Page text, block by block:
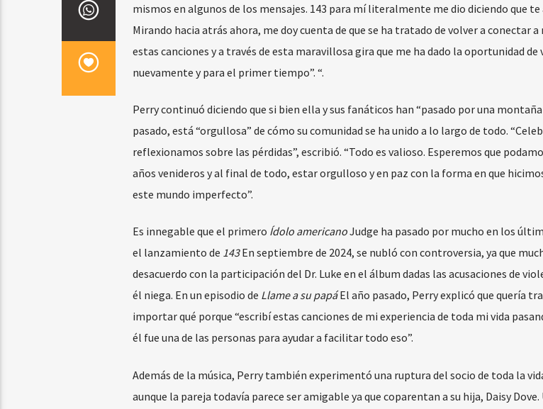
mismos en algunos de los mensajes. 143 para mí literalmente me dio diciendo que
Mirando hacia atrás ahora, me doy cuenta de que se ha tratado de volver a conectar
estas canciones y a través de esta maravillosa gira que me ha dado la oportunidad
nuevamente y para el primer tiempo”. “.
Perry continuó diciendo que si bien ella y sus fanáticos han “pasado por una
pasado, está “orgullosa” de cómo su comunidad se ha unido a lo largo de todo.
reflexionamos sobre las pérdidas”, escribió. “Todo es valioso. Esperemos que
años venideros y al final de todo, estar orgulloso y en paz con la forma en que
este mundo imperfecto”.
Es innegable que el primero Ídolo americanoJudge ha pasado por mucho en los
el lanzamiento de 143En septiembre de 2024, se nubló con controversia, ya que
desacuerdo con la participación del Dr. Luke en el álbum dadas las acusaciones de
él niega. En un episodio de Llame a su papáEl año pasado, Perry explicó que quería
importar qué porque “escribí estas canciones de mi experiencia de toda mi vida
él fue una de las personas para ayudar a facilitar todo eso”.
Además de la música, Perry también experimentó una ruptura del socio de toda la
aunque la pareja todavía parece ser amigable ya que coparentan a su hija, Daisy Dove.